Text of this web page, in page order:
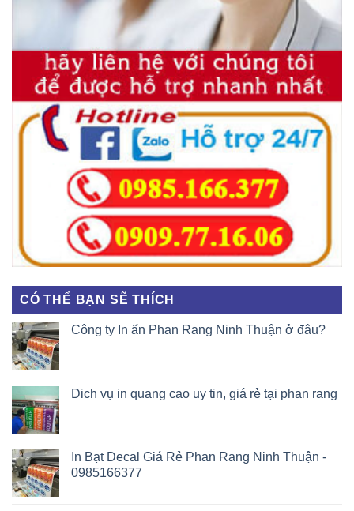
CÓ THỂ BẠN SẼ THÍCH
Công ty In ấn Phan Rang Ninh Thuận ở đâu?
Dich vụ in quang cao uy tin, giá rẻ tại phan rang
In Bạt Decal Giá Rẻ Phan Rang Ninh Thuận -
0985166377